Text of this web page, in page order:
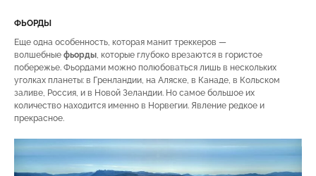
ФЬОРДЫ
Еще одна особенность, которая манит треккеров —
волшебные фьорды, которые глубоко врезаются в гористое
побережье. Фьордами можно полюбоваться лишь в нескольких
уголках планеты: в Гренландии, на Аляске, в Канаде, в Кольском
заливе, Россия, и в Новой Зеландии. Но самое большое их
количество находится именно в Норвегии. Явление редкое и
прекрасное.